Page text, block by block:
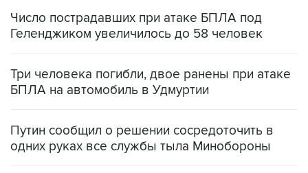
Число пострадавших при атаке БПЛА под
Геленджиком увеличилось до 58 человек
Три человека погибли, двое ранены при атаке
БПЛА на автомобиль в Удмуртии
Путин сообщил о решении сосредоточить в
одних руках все службы тыла Минобороны